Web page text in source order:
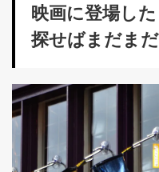
映画に登場し
探せばまだま